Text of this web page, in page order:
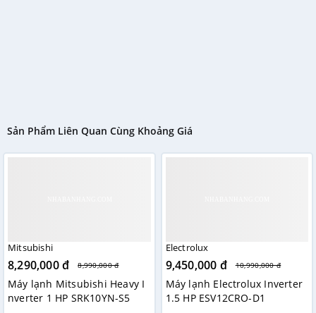
Sản Phẩm Liên Quan Cùng Khoảng Giá
Mitsubishi
8,290,000 đ 8,990,000 đ
Máy lạnh Mitsubishi Heavy I
nverter 1 HP SRK10YN-S5
Electrolux
9,450,000 đ 10,990,000 đ
Máy lạnh Electrolux Inverter
1.5 HP ESV12CRO-D1